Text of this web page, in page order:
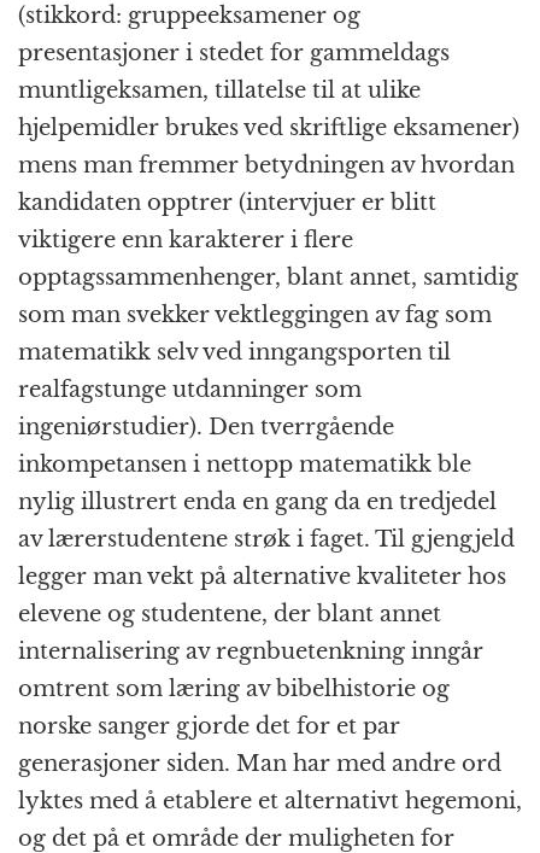
(stikkord: gruppeeksamener og
presentasjoner i stedet for gammeldags
muntligeksamen, tillatelse til at ulike
hjelpemidler brukes ved skriftlige eksamener)
mens man fremmer betydningen av hvordan
kandidaten opptrer (intervjuer er blitt
viktigere enn karakterer i flere
opptagssammenhenger, blant annet, samtidig
som man svekker vektleggingen av fag som
matematikk selv ved inngangsporten til
realfagstunge utdanninger som
ingeniørstudier). Den tverrgående
inkompetansen i nettopp matematikk ble
nylig illustrert enda en gang da en tredjedel
av lærerstudentene strøk i faget. Til gjengjeld
legger man vekt på alternative kvaliteter hos
elevene og studentene, der blant annet
internalisering av regnbuetenkning inngår
omtrent som læring av bibelhistorie og
norske sanger gjorde det for et par
generasjoner siden. Man har med andre ord
lyktes med å etablere et alternativt hegemoni,
og det på et område der muligheten for